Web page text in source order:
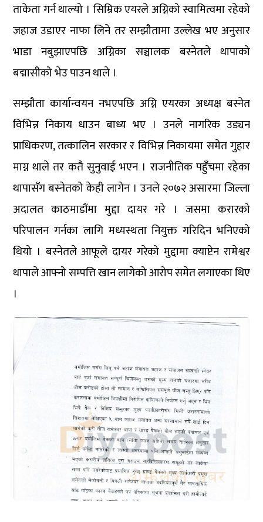
ताकेता गर्न थाल्यो । सिम्रिक एयरले अग्निको स्वामित्वमा रहेको
जहाज उडाएर नाफा लिने तर सम्झौतामा उल्लेख भए अनुसार
भाडा नबुझाएपछि अग्निका सञ्चालक बस्नेतले थापाको
बद्मासीको भेउ पाउन थाले ।
सम्झौता कार्यान्वयन नभएपछि अग्नि एयरका अध्यक्ष बस्नेत
विभिन्न निकाय धाउन बाध्य भए । उनले नागरिक उड्यन
प्राधिकरण, तत्कालिन सरकार र विभिन्न निकायमा समेत गुहार
माग्न थाले तर कतै सुनुवाई भएन । राजनीतिक पहुँचमा रहेका
थापासँग बस्नेतको केही लागेन । उनले २०७२ असारमा जिल्ला
अदालत काठमाडौंमा मुद्दा दायर गरे । जसमा करारको
परिपालन गर्नका लागि मध्यस्थता नियुक्त गरिदिन भनिएको
थियो । बस्नेतले आफूले दायर गरेको मुद्दामा क्याप्टेन रामेश्वर
थापाले आफ्नो सम्पत्ति खान लागेको आरोप समेत लगाएका थिए
।